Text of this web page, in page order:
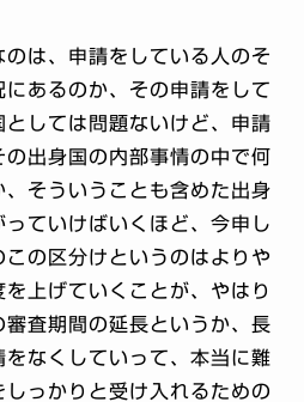
は、申請をしている人のそ
あるのか、その申請をして
しては問題ないけど、申請
出身国の内部事情の中で何
そういうことも含めた出身
ていけばいくほど、今申し
この区分けというのはよりや
上げていくことが、やはり
査期間の延長というか、長
なくしていって、本当に難
っかりと受け入れるための